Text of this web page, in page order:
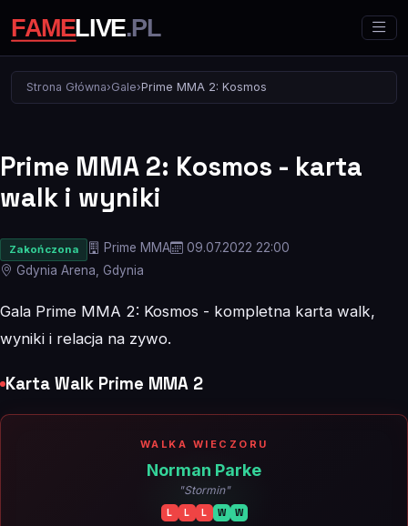
Strona Główna›Gale›Prime MMA 2: Kosmos
Prime MMA 2: Kosmos - karta
walk i wyniki
Zakończona Prime MMA
09.07.2022 22:00
Gdynia Arena, Gdynia
Gala Prime MMA 2: Kosmos - kompletna karta walk,
wyniki i relacja na zywo.
Karta Walk Prime MMA 2
WALKA WIECZORU
Norman Parke
"Stormin"
L L L W W